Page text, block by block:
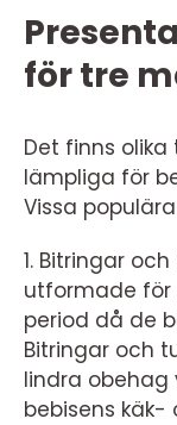
för tre
Det finns
lämpliga för
Vissa
1. Bitringar
utformade för
period då de
Bitringar och
lindra obehag
bebisens